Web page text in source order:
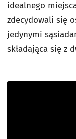
idealnego
zdecydowali się
jedynymi
składająca się z